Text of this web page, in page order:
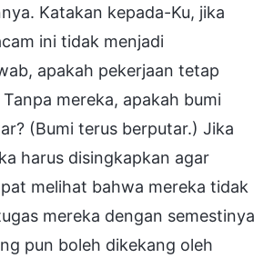
Katakan kepada-Ku, jika
ini tidak menjadi
apakah pekerjaan tetap
mereka, apakah bumi
(Bumi terus berputar.) Jika
harus disingkapkan agar
melihat bahwa mereka tidak
mereka dengan semestinya
pun boleh dikekang oleh